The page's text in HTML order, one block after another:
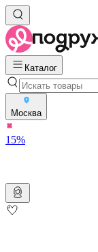
Каталог
Москва
15%